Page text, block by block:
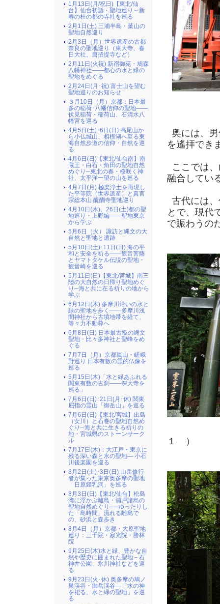
奥には、
を遙拝でき
ここでは
融合してい
古代には
とで、現代
で賑わうの
１ ）
1月13日(月/祝日)【東北/仙
台】仙台初詣・聖地巡り～新
春の杜の都の寺社を巡る
2月1日(土) 三浦半島・葉山の
聖地自然巡り
2月3日（月）世界遺産の古都
奈良の聖地巡り（東大寺、春
日大社、唐招提寺など）
2月11日(火祝) 新宿御苑・鳩森
八幡神社――都心の水と緑の
聖地をめぐる
2月24日(月･祝) 富士山を望む
聖地巡りのお知らせ
３月10日（月）京都：日本最
多の稲荷･八幡信仰の聖地――
伏見稲荷・稲荷山、石清水八
幡宮を巡る
4月5日(土)･6日(日) 高尾山か
ら小仏城山、相模湖へ至る東
海自然歩道の信仰・自然を巡
る
4月6日(日)【東北/仙台南】南
蔵王・白石・角田の聖地自然
めぐり─東北の春・桜咲く神
社、太平洋一望の山を巡る
4月7日(月) 極楽浄土を再現し
た平等院（世界遺産）と真言
宗総本山 醍醐寺聖地巡り
4月10日(木)、26日(土)都の聖
地巡り・上野編――聖地東京
から学ぶ
5月6日（火） 諏訪と縄文の大
自然と聖地と遺跡
5月10日(土)･11日(日) 海の平
和と安全を祈る――観音菩薩
とヤマトタケル伝説の聖地・
観音崎を巡る
5月11日(日)【東北/宮城】南三
陸の大自然の日帰り聖地めぐ
り─海と共に在る祈りの地から
学ぶ
6月12日(木) 多摩川沿いの水と
緑の聖地を歩く――多摩川浅
間神社から古墳地帯を経て、
等々力不動尊へ
6月8日(日) 日本最古級の縄文
聖地・比々多神社と聖峰をめ
ぐる
7月7日（月）京都嵐山・嵯峨
野巡り 日本有数の霊的仏像を
巡る
5月15日(木)「水と緑あふれる
関東有数の古刹――深大寺を
巡る」
7月6日(日)･21日(月･休) 関東
屈指の霊山「御岳山」を巡る
7月6日(日)【東北/宮城】出島
（女川）と石巻の聖地自然め
ぐり─海と共に生きる祈りの
地・宮城県のストーンサーク
ル
7月17日(木)：大江戸・東京に
残る深い森と水の聖地― 小石
川後楽園を巡る
8月2日(土)･3日(日) 山岳修行
者が集った東京奥多摩の聖地
「日原鍾乳洞」を巡る
8月3日(日)【東北/仙台】松島
湾に浮かぶ離島・浦戸諸島の
聖地自然めぐり──ゆったりし
た「島時間」流れる離島で
の、砂浜と森歩き
8月4日（月）京都・大原聖地
巡り：三千院・寂光院・勝林
院
9月25日(木)水と緑、豊かな自
然や歴史に囲まれた聖地－石
神井公園、氷川神社などを巡
る
9月23日(火･休) 奥多摩の鳩ノ
巣渓谷・御岳渓谷―「水の神
を祀る、水と緑の聖地」を巡
る